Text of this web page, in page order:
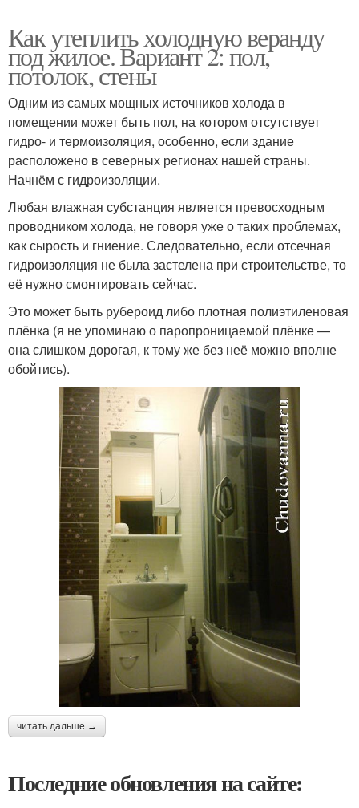
Как утеплить холодную веранду
под жилое. Вариант 2: пол,
потолок, стены
Одним из самых мощных источников холода в
помещении может быть пол, на котором отсутствует
гидро- и термоизоляция, особенно, если здание
расположено в северных регионах нашей страны.
Начнём с гидроизоляции.
Любая влажная субстанция является превосходным
проводником холода, не говоря уже о таких проблемах,
как сырость и гниение. Следовательно, если отсечная
гидроизоляция не была застелена при строительстве, то
её нужно смонтировать сейчас.
Это может быть рубероид либо плотная полиэтиленовая
плёнка (я не упоминаю о паропроницаемой плёнке —
она слишком дорогая, к тому же без неё можно вполне
обойтись).
читать дальше →
Последние обновления на сайте: